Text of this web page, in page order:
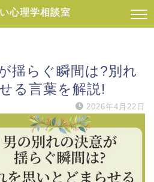
心理学相談室
揺らぐ瞬間は?別れ
る言葉を解説!
2026年4月22日